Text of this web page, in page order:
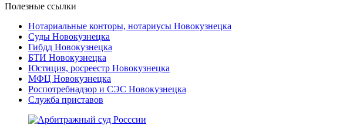
Полезные ссылки
Нотариальные конторы, нотариусы Новокузнецка
Суды Новокузнецка
Гибдд Новокузнецка
БТИ Новокузнецка
Юстиция, росреестр Новокузнецка
МФЦ Новокузнецка
Роспотребнадзор и СЭС Новокузнецка
Служба приставов